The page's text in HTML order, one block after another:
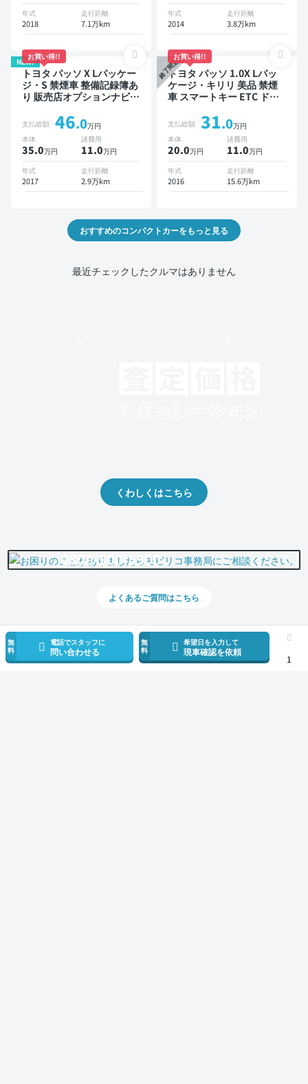
無
料
電話でスタッフに
問い合わせる
無
料
希望日を入力して
現車確認を依頼
1
年式
2018
走行距離
7.1万km
年式
2014
走行距離
3.8万km
NEW!
お買い得!!
トヨタ パッソ X Lパッケー
ジ・S 禁煙車 整備記録簿あ
り 販売店オプションナビ
クモニター ドライブレコー
ダー 衝突軽減
支払総額 46.0万円
本体
35.0万円
諸費用
11.0万円
年式
2017
走行距離
2.9万km
終了間近
お買い得!!
トヨタ パッソ 1.0X Lパッ
ケージ・キリリ 美品 禁煙
車 スマートキー ETC ドラ
支払総額 31.0万円
本体
20.0万円
諸費用
11.0万円
年式
2016
走行距離
15.6万km
おすすめのコンパクトカーをもっと見る
最近チェックしたクルマはありません
くわしくはこちら
0800-500-5500
よくあるご質問はこちら